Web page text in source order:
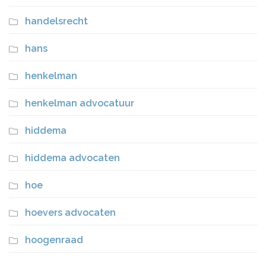
handelsrecht
hans
henkelman
henkelman advocatuur
hiddema
hiddema advocaten
hoe
hoevers advocaten
hoogenraad